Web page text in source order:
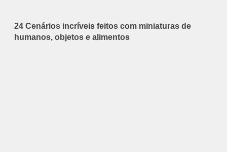
24 Cenários incríveis feitos com miniaturas de
humanos, objetos e alimentos